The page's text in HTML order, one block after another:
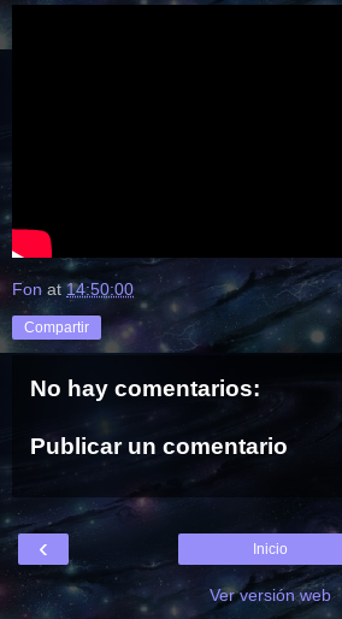
Fon at 14:50:00
Compartir
No hay comentarios:
Publicar un comentario
‹ Inicio
Ver versión web